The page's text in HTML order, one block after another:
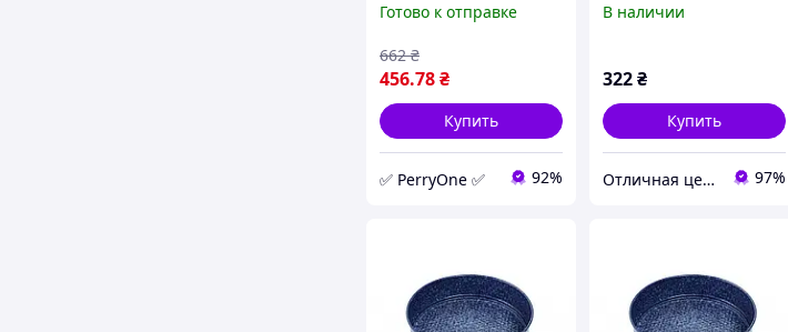
круглая для запекания
покрытием с PER
Готово к отправке
456.78₴
662 ₴
Купить
✅ PerryOne ✅ 92%
В наличии
322₴
Купить
Отличная цена 97%